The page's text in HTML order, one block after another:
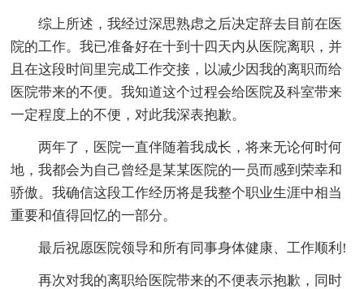
综上所述，我经过深思熟虑之后决定辞去目前在医
院的工作。我已准备好在十到十四天内从医院离职，并
且在这段时间里完成工作交接，以减少因我的离职而给
医院带来的不便。我知道这个过程会给医院及科室带来
一定程度上的不便，对此我深表抱歉。
两年了，医院一直伴随着我成长，将来无论何时何
地，我都会为自己曾经是某某医院的一员而感到荣幸和
骄傲。我确信这段工作经历将是我整个职业生涯中相当
重要和值得回忆的一部分。
最后祝愿医院领导和所有同事身体健康、工作顺利!
再次对我的离职给医院带来的不便表示抱歉，同时